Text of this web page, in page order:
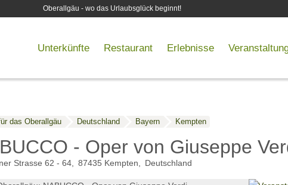
Oberallgäu - wo das Urlaubsglück beginnt!
Unterkünfte Restaurant Erlebnisse
das Oberallgäu Deutschland Bayern Kempten
- Oper von Giuseppe
Strasse 62 - 64 87435 Kempten Deutschland